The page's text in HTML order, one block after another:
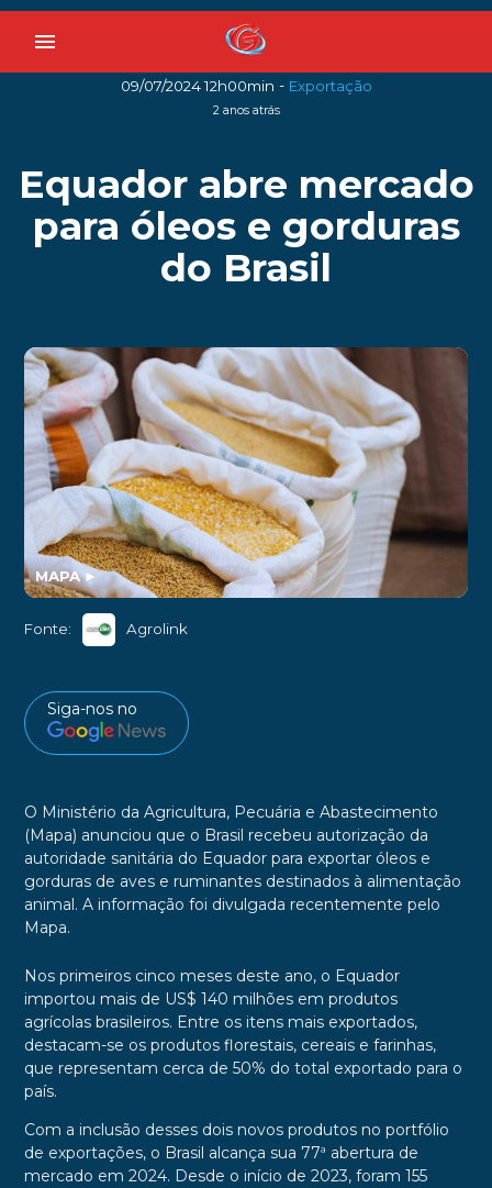
menu
09/07/2024 12h00min - Exportação
2 anos atrás
Equador abre mercado
para óleos e gorduras
do Brasil
MAPA►
Fonte: Agrolink
Siga-nos no
O Ministério da Agricultura, Pecuária e Abastecimento
(Mapa) anunciou que o Brasil recebeu autorização da
autoridade sanitária do Equador para exportar óleos e
gorduras de aves e ruminantes destinados à alimentação
animal. A informação foi divulgada recentemente pelo
Mapa.
Nos primeiros cinco meses deste ano, o Equador
importou mais de US$ 140 milhões em produtos
agrícolas brasileiros. Entre os itens mais exportados,
destacam-se os produtos florestais, cereais e farinhas,
que representam cerca de 50% do total exportado para o
país.
Com a inclusão desses dois novos produtos no portfólio
de exportações, o Brasil alcança sua 77ª abertura de
mercado em 2024. Desde o início de 2023, foram 155